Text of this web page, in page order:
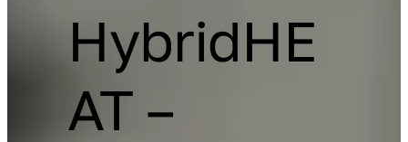
HybridHE
AT –